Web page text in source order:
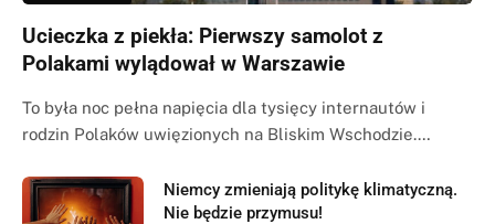
Ucieczka z piekła: Pierwszy samolot z
Polakami wylądował w Warszawie
To była noc pełna napięcia dla tysięcy internautów i
rodzin Polaków uwięzionych na Bliskim Wschodzie.…
Niemcy zmieniają politykę klimatyczną.
Nie będzie przymusu!